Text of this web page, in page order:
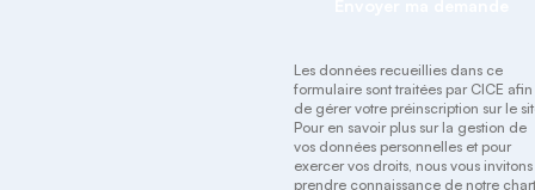
Les données recueillies dans ce
formulaire sont traitées par CICE afin
de gérer votre préinscription sur le
Pour en savoir plus sur la gestion de
vos données personnelles et pour
exercer vos droits, nous vous
prendre connaissance de notre